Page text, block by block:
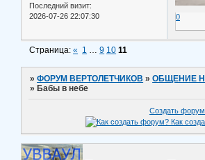
Последний визит:
2026-07-26 22:07:30
0
Страница:« 1 9 10 11
»ФОРУМ ВЕРТОЛЕТЧИКОВ »ОБЩЕНИЕ
» Бабы в небе
Создать форум